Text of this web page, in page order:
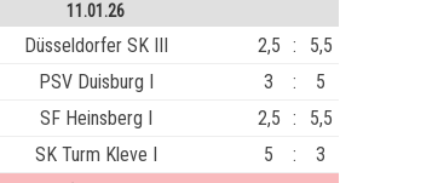
11.01.26
Düsseldorfer SK III 2,5 :
5,5
PSV Duisburg I 3 :
5
SF Heinsberg I 2,5 :
5,5
SK Turm Kleve I 5 :
3